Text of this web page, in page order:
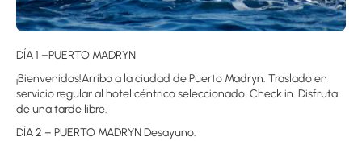
DÍA 1 –PUERTO MADRYN
¡Bienvenidos!Arribo a la ciudad de Puerto Madryn. Traslado en
servicio regular al hotel céntrico seleccionado. Check in. Disfruta
de una tarde libre.
DÍA 2 – PUERTO MADRYN Desayuno.